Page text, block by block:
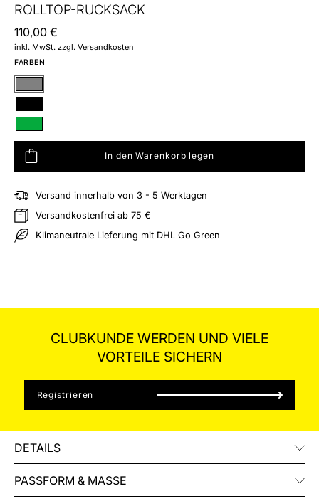
ROLLTOP-RUCKSACK
110,00 €
inkl. MwSt. zzgl. Versandkosten
FARBEN
Grau
Schwarz
Grün
In den Warenkorb legen
hinzufügen
Versand innerhalb von 3 - 5 Werktagen
Versandkostenfrei ab 75 €
Klimaneutrale Lieferung mit DHL Go Green
CLUBKUNDE WERDEN UND VIELE
VORTEILE SICHERN
Registrieren
DETAILS
PASSFORM & MASSE